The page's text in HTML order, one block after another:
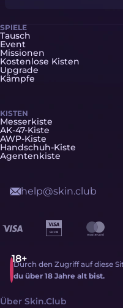
SPIELE
Tausch
Event
Missionen
Kostenlose Kisten
Upgrade
Kämpfe
KISTEN
Messerkiste
AK-47-Kiste
AWP-Kiste
Handschuh-Kiste
Agentenkiste
Durch den Zugriff auf diese
du über 18 Jahre alt bist.
help@skin.club
Über Skin.Club